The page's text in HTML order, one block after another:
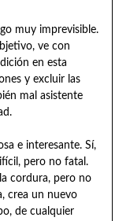
muy imprevisible.
ve con
en esta
y excluir las
mal asistente
e interesante. Sí,
pero no fatal.
cordura, pero no
crea un nuevo
de cualquier